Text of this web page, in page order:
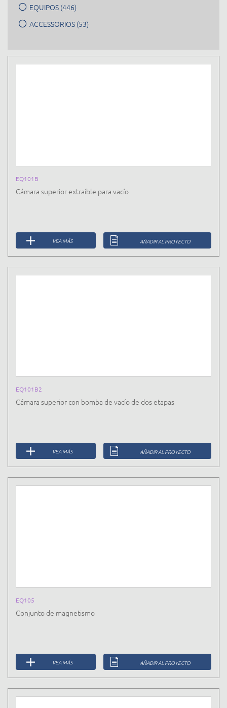
EQUIPOS (446)
ACCESSORIOS (53)
EQ101B
Cámara superior extraíble para vacío
VEA MÁS AÑADIR AL PROYECTO
EQ101B2
Cámara superior con bomba de vacío de dos etapas
VEA MÁS AÑADIR AL PROYECTO
EQ105
Conjunto de magnetismo
VEA MÁS AÑADIR AL PROYECTO